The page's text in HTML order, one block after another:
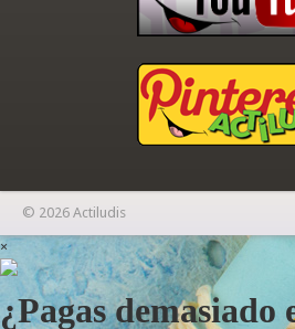
© 2026 Actiludis
×
¿Pagas